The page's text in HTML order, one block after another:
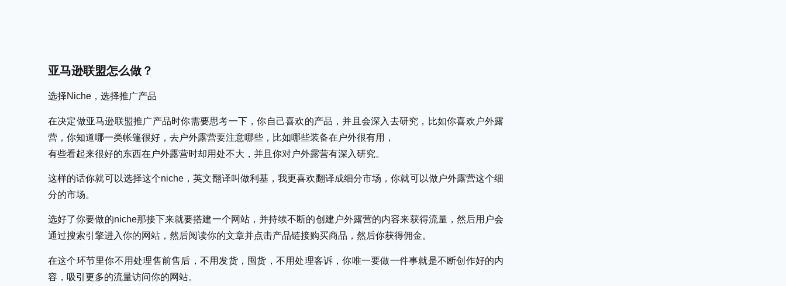
亚马逊联盟怎么做？
选择Niche，选择推广产品
在决定做亚马逊联盟推广产品时你需要思考一下，你自己喜欢的产品，并且会深入去研究，比如你喜欢户外露
营，你知道哪一类帐篷很好，去户外露营要注意哪些，比如哪些装备在户外很有用，
有些看起来很好的东西在户外露营时却用处不大，并且你对户外露营有深入研究。
这样的话你就可以选择这个niche，英文翻译叫做利基，我更喜欢翻译成细分市场，你就可以做户外露营这个细
分的市场。
选好了你要做的niche那接下来就要搭建一个网站，并持续不断的创建户外露营的内容来获得流量，然后用户会
通过搜索引擎进入你的网站，然后阅读你的文章并点击产品链接购买商品，然后你获得佣金。
在这个环节里你不用处理售前售后，不用发货，囤货，不用处理客诉，你唯一要做一件事就是不断创作好的内
容，吸引更多的流量访问你的网站。